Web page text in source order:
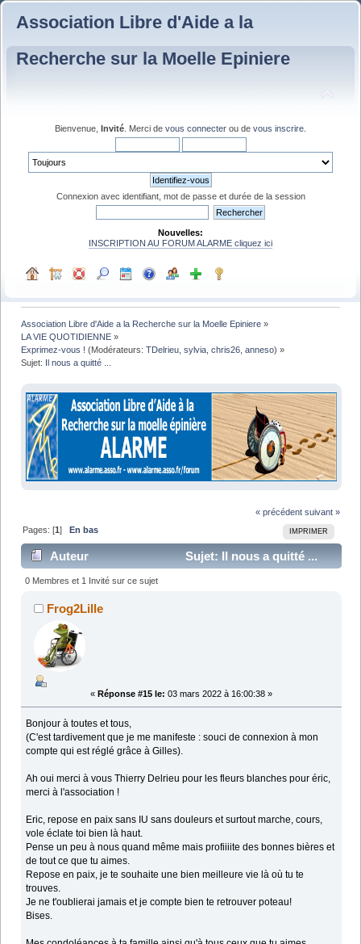
Association Libre d'Aide a la
Recherche sur la Moelle Epiniere
Bienvenue, Invité . Merci de vous connecter ou de vous inscrire
Connexion avec identifiant, mot de passe et durée de la session
Nouvelles:
INSCRIPTION AU FORUM ALARME cliquez ici
Association Libre d'Aide a la Recherche sur la Moelle Epiniere »
LA VIE QUOTIDIENNE »
Exprimez-vous ! (Modérateurs:TDelrieu ,sylvia ,chris26 ,anneso) »
Sujet: Il nous a quitté ...
« précédent suivant »
IMPRIMER
Pages: [1] En bas
Auteur
Sujet: Il nous a quitté ...
(Lu 17218 fois)
0 Membres et 1 Invité sur ce sujet
Frog2Lille
« Réponse #15 le: 03 mars 2022 à 16:00:38 »
Bonjour à toutes et tous,
(C'est tardivement que je me manifeste : souci de connexion à mon
compte qui est réglé grâce à Gilles).
Ah oui merci à vous Thierry Delrieu pour les fleurs blanches pour éric,
merci à l'association !
Eric, repose en paix sans IU sans douleurs et surtout marche, cours,
vole éclate toi bien là haut.
Pense un peu à nous quand même mais profiiiite des bonnes bières et
de tout ce que tu aimes.
Repose en paix, je te souhaite une bien meilleure vie là où tu te
trouves.
Je ne t'oublierai jamais et je compte bien te retrouver poteau!
Bises.